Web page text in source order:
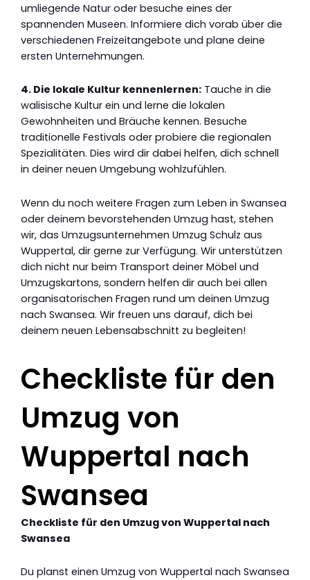
umliegende Natur oder besuche eines der
spannenden Museen. Informiere dich vorab über die
verschiedenen Freizeitangebote und plane deine
ersten Unternehmungen.
4. Die lokale Kultur kennenlernen: Tauche in die
walisische Kultur ein und lerne die lokalen
Gewohnheiten und Bräuche kennen. Besuche
traditionelle Festivals oder probiere die regionalen
Spezialitäten. Dies wird dir dabei helfen, dich schnell
in deiner neuen Umgebung wohlzufühlen.
Wenn du noch weitere Fragen zum Leben in Swansea
oder deinem bevorstehenden Umzug hast, stehen
wir, das Umzugsunternehmen Umzug Schulz aus
Wuppertal, dir gerne zur Verfügung. Wir unterstützen
dich nicht nur beim Transport deiner Möbel und
Umzugskartons, sondern helfen dir auch bei allen
organisatorischen Fragen rund um deinen Umzug
nach Swansea. Wir freuen uns darauf, dich bei
deinem neuen Lebensabschnitt zu begleiten!
Checkliste für den
Umzug von
Wuppertal nach
Swansea
Checkliste für den Umzug von Wuppertal nach
Swansea
Du planst einen Umzug von Wuppertal nach Swansea